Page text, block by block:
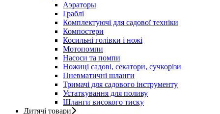
Аэраторы
Граблі
Комплектуючі для садової техніки
Компостери
Косильні голівки і ножі
Мотопомпи
Насоси та помпи
Ножиці садові, секатори, сучкорізи
Пневматичні шланги
Тримачі для садового інструменту
Устаткування для поливу
Шланги високого тиску
Дитячі товари